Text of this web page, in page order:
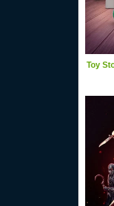
Toy